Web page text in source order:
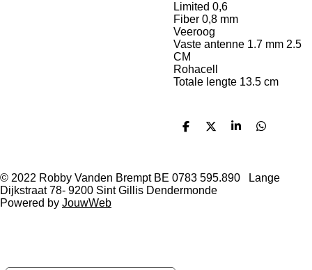
Limited 0,6
Fiber 0,8 mm
Veeroog
Vaste antenne 1.7 mm 2.5
CM
Rohacell
Totale lengte 13.5 cm
D
n
D
S
e
D
n
© 2022 Robby Vanden Brempt BE 0783 595.890 Lange
Dijkstraat 78- 9200 Sint Gillis Dendermonde
Powered by JouwWeb